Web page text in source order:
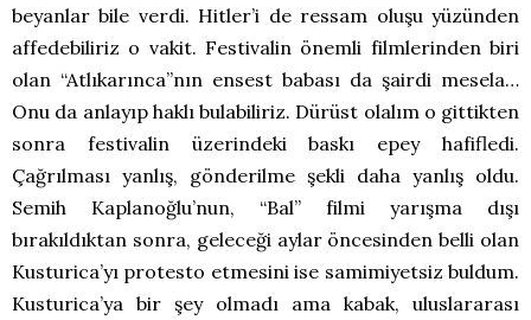
beyanlar bile verdi. Hitler’i de ressam oluşu yüzünden
affedebiliriz o vakit. Festivalin önemli filmlerinden biri
olan “Atlıkarınca”nın ensest babası da şairdi mesela…
Onu da anlayıp haklı bulabiliriz. Dürüst olalım o gittikten
sonra festivalin üzerindeki baskı epey hafifledi.
Çağrılması yanlış, gönderilme şekli daha yanlış oldu.
Semih Kaplanoğlu’nun, “Bal” filmi yarışma dışı
bırakıldıktan sonra, geleceği aylar öncesinden belli olan
Kusturica’yı protesto etmesini ise samimiyetsiz buldum.
Kusturica’ya bir şey olmadı ama kabak, uluslararası